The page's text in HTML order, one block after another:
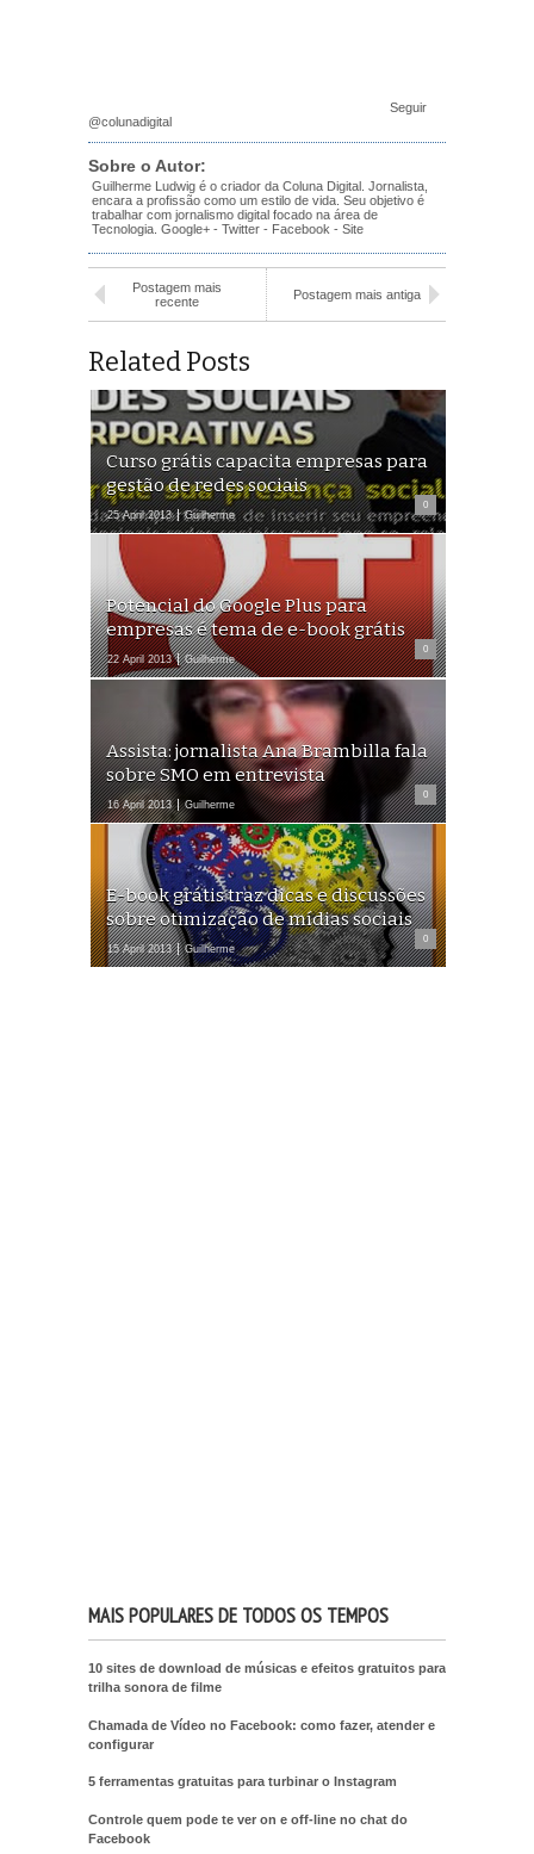
Seguir
@colunadigital
Sobre o Autor:
Guilherme Ludwig é o criador da Coluna Digital. Jornalista,
encara a profissão como um estilo de vida. Seu objetivo é
trabalhar com jornalismo digital focado na área de
Tecnologia. Google+ - Twitter - Facebook - Site
Postagem mais
recente
Postagem mais antiga
Related Posts
Curso grátis capacita empresas para
gestão de redes sociais
25 April 2013 Guilherme
0
Potencial do Google Plus para
empresas é tema de e-book grátis
22 April 2013 Guilherme
0
Assista: jornalista Ana Brambilla fala
sobre SMO em entrevista
16 April 2013 Guilherme
0
E-book grátis traz dicas e discussões
sobre otimização de mídias sociais
15 April 2013 Guilherme
0
MAIS POPULARES DE TODOS OS TEMPOS
10 sites de download de músicas e efeitos gratuitos para
trilha sonora de filme
Chamada de Vídeo no Facebook: como fazer, atender e
configurar
5 ferramentas gratuitas para turbinar o Instagram
Controle quem pode te ver on e off-line no chat do
Facebook